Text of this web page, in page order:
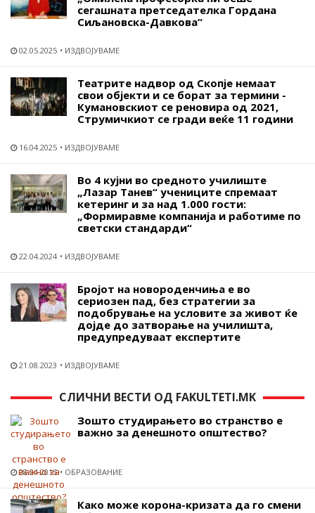
сегашната претседателка Гордана
Сиљановска-Давкова“
02.05.2025 ИЗДВОЈУВАМЕ
Театрите надвор од Скопје немаат
свои објекти и се борат за термини -
Кумановскиот се реновира од 2021,
Струмичкиот се гради веќе 11 години
16.04.2025 ИЗДВОЈУВАМЕ
Во 4 кујни во средното училиште
„Лазар Танев“ учениците спремаат
кетеринг и за над 1.000 гости:
„Формиравме компанија и работиме по
светски стандарди“
22.04.2024 ИЗДВОЈУВАМЕ
Бројот на новороденчиња е во
сериозен пад, без стратегии за
подобрување на условите за живот ќе
дојде до затворање на училишта,
предупредуваат експертите
21.08.2023 ИЗДВОЈУВАМЕ
СЛИЧНИ ВЕСТИ ОД FAKULTETI.MK
Зошто студирањето во странство е
важно за денешното општество?
28.04.2015 ОБРАЗОВАНИЕ
Како може корона-кризата да го смени